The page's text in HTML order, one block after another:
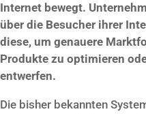
Internet bewegt.
über die Besucher ihrer
diese, um genauere
Produkte zu optimieren
entwerfen.
Die bisher bekannten